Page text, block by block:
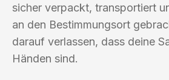
sicher verpackt, transportiert
an den Bestimmungsort
darauf verlassen, dass deine
Händen sind.